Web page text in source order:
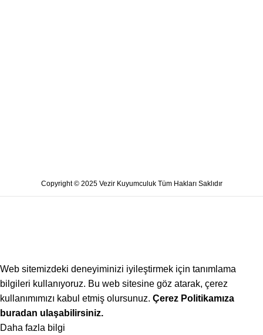
Copyright © 2025 Vezir Kuyumculuk Tüm Hakları Saklıdır
Web sitemizdeki deneyiminizi iyileştirmek için tanımlama
bilgileri kullanıyoruz. Bu web sitesine göz atarak, çerez
kullanımımızı kabul etmiş olursunuz. Çerez Politikamıza
buradan ulaşabilirsiniz.
Daha fazla bilgi